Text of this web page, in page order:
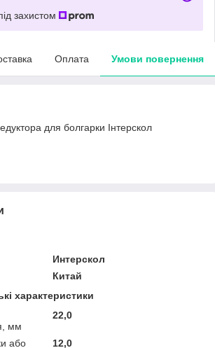
захистом
Оплата Умови повернення
для болгарки Інтерскол
Интерскол
Китай
характеристики
мм
22,0
або
12,0